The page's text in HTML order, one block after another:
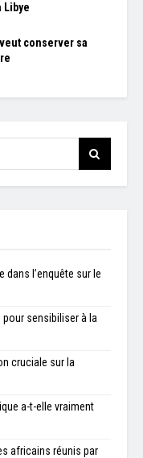
Libye
conserver sa
dans l’enquête sur le
pour sensibiliser à la
cruciale sur la
a-t-elle vraiment
africains réunis par